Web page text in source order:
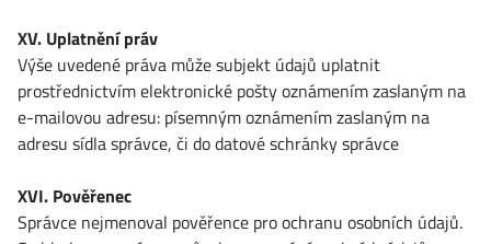
XV. Uplatnění práv
Výše uvedené práva může subjekt údajů uplatnit
prostřednictvím elektronické pošty oznámením zaslaným na
e-mailovou adresu: písemným oznámením zaslaným na
adresu sídla správce, či do datové schránky správce
XVI. Pověřenec
Správce nejmenoval pověřence pro ochranu osobních údajů.